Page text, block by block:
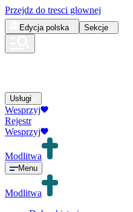
Przejdz do tresci glownej
Edycja polska Sekcje
Usługi
Wesprzyj
Rejestr
Wesprzyj
Modlitwa
Menu
Modlitwa